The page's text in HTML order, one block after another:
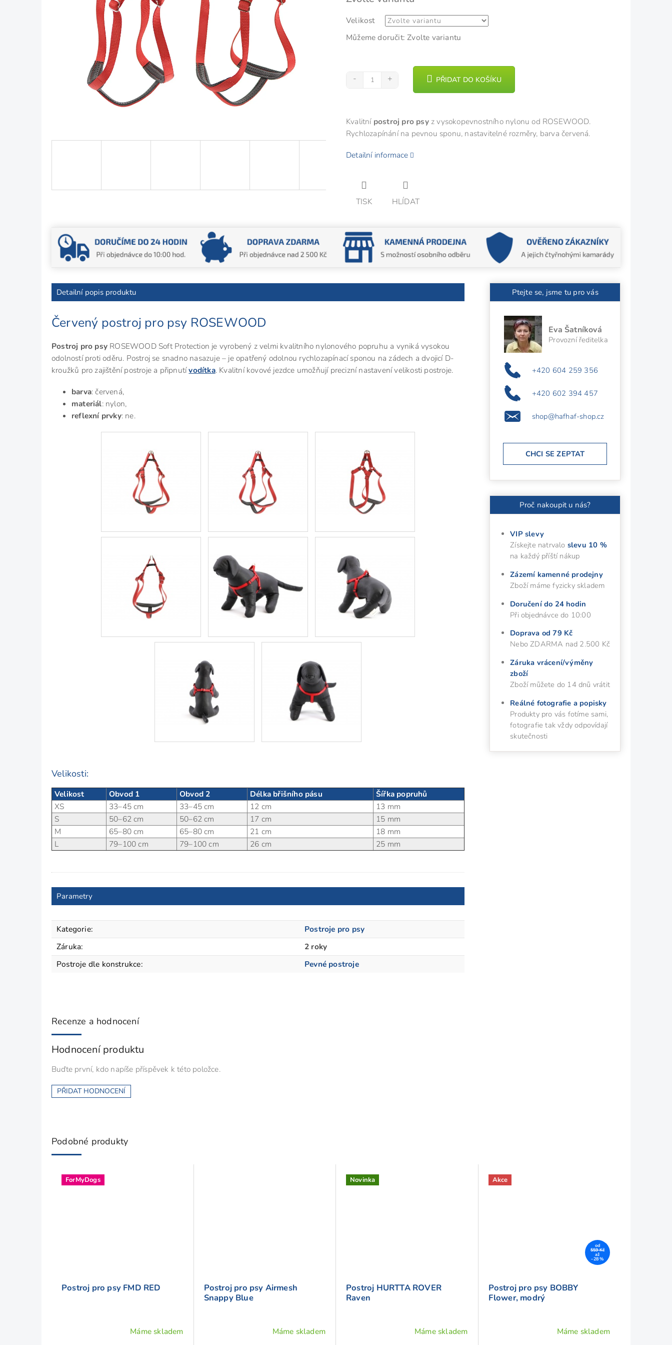
5
hvězdiček.
Velikost
Můžeme doručit: Zvolte variantu
PŘIDAT DO KOŠÍKU
Kvalitní postroj pro psyz vysokopevnostního nylonu od ROSEWOOD.
Rychlozapínání na pevnou sponu, nastavitelné rozměry, barva červená.
Detailní informace
TISK HLÍDAT
Detailní popis produktu
Červený postroj pro psy ROSEWOOD
Postroj pro psy ROSEWOOD Soft Protection je vyrobený z velmi kvalitního nylonového popruhu a vyniká vysokou
odolností proti oděru. Postroj se snadno nasazuje – je opatřený odolnou rychlozapínací sponou na zádech a dvojicí D-
kroužků pro zajištění postroje a připnutívodítka. Kvalitní kovové jezdce umožňují precizní nastavení velikosti postroje.
barva: červená,
materiál: nylon,
reflexní prvky: ne.
Velikosti:
Velikost Obvod 1 Obvod 2 Délka břišního pásu
Šířka popruhů
XS
33–45 cm 33–45 cm 12 cm
13 mm
S
50–62 cm 50–62 cm 17 cm
15 mm
M
65–80 cm 65–80 cm 21 cm
18 mm
L
79–100 cm 79–100 cm 26 cm 25 mm
Parametry
Kategorie:
Postroje pro psy
Záruka:
2 roky
Postroje dle konstrukce: Pevné postroje
Recenze a hodnocení
Hodnocení produktu
Buďte první, kdo napíše příspěvek k této položce.
PŘIDAT HODNOCENÍ
Ptejte se, jsme tu pro vás
Eva Šatníková
Provozní ředitelka
+420 604 259 356
+420 602 394 457
shop@hafhaf-shop.cz
CHCI SE ZEPTAT
Proč nakoupit u nás?
VIP slevy
Získejte natrvalo slevu 10 %
na každý příští nákup
Zázemí kamenné prodejny
Zboží máme fyzicky skladem
Doručení do 24 hodin
Při objednávce do 10:00
Doprava od 79 Kč
Nebo ZDARMA nad 2.500 Kč
Záruka vrácení/výměny
zboží
Zboží můžete do 14 dnů vrátit
Reálné fotografie a popisky
Produkty pro vás fotíme sami,
fotografie tak vždy odpovídají
skutečnosti
Podobné produkty
ForMyDogs
Postroj pro psy FMD RED
Máme skladem
Postroj pro psy Airmesh
Snappy Blue
Máme skladem
Novinka
Postroj HURTTA ROVER
Raven
Máme skladem
Akce
od
559 Kč
až
–28 %
Postroj pro psy BOBBY
Flower, modrý
Máme skladem